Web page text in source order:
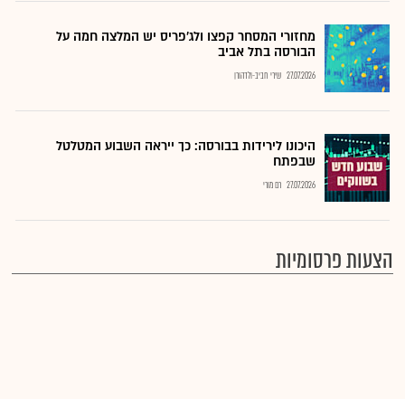
מחזורי המסחר קפצו ולג'פריס יש המלצה חמה על
הבורסה בתל אביב
27.07.2026 שירי חביב-ולדהורן
היכונו לירידות בבורסה: כך ייראה השבוע המטלטל
שבפתח
27.07.2026 רם מורי
הצעות פרסומיות